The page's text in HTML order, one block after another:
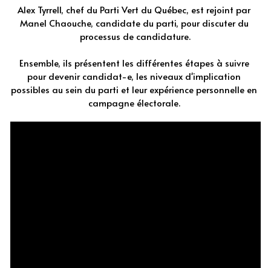
Alex Tyrrell, chef du Parti Vert du Québec, est rejoint par
Manel Chaouche, candidate du parti, pour discuter du
processus de candidature.
Ensemble, ils présentent les différentes étapes à suivre
pour devenir candidat-e, les niveaux d'implication
possibles au sein du parti et leur expérience personnelle en
campagne électorale.